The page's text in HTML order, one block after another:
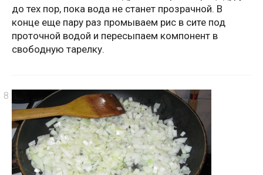
до тех пор, пока вода не станет прозрачной. В
конце еще пару раз промываем рис в сите под
проточной водой и пересыпаем компонент в
свободную тарелку.